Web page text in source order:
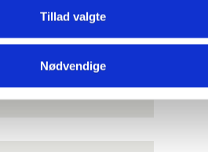
Tillad valgte
Nødvendige